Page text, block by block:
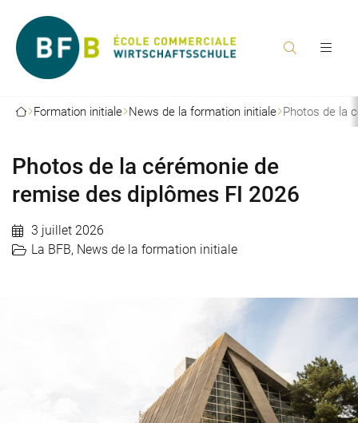
Formation initiale News de la formation initiale Photos de la
Photos de la cérémonie de
remise des diplômes FI 2026
3 juillet 2026
La BFB, News de la formation initiale